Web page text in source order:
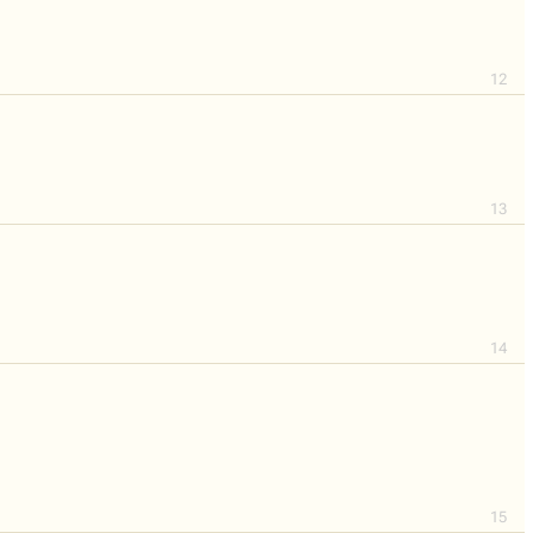
12
13
14
15